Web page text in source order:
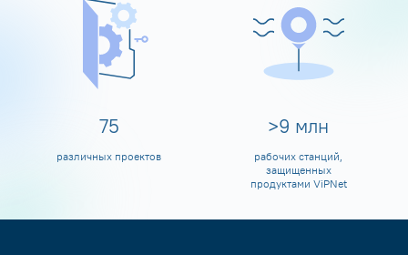
80
различных проектов
>10 млн
рабочих станций,
защищенных
продуктами ViPNet